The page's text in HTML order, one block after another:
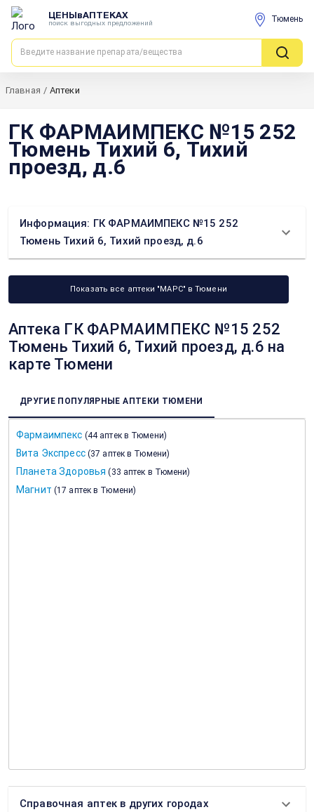
ЦЕНЫвАПТЕКАХ
поиск выгодных предложений Тюмень
Главная / Аптеки
ГК ФАРМАИМПЕКС №15 252
Тюмень Тихий 6, Тихий
проезд, д.6
Информация: ГК ФАРМАИМПЕКС №15 252
Тюмень Тихий 6, Тихий проезд, д.6
Показать все аптеки "МАРС" в Тюмени
Аптека ГК ФАРМАИМПЕКС №15 252
Тюмень Тихий 6, Тихий проезд, д.6 на
карте Тюмени
ДРУГИЕ ПОПУЛЯРНЫЕ АПТЕКИ ТЮМЕНИ
Фармаимпекс (44 аптек в Тюмени)
Вита Экспресс (37 аптек в Тюмени)
Планета Здоровья ( 33 аптек в Тюмени)
Магнит (17 аптек в Тюмени)
Справочная аптек в других городах